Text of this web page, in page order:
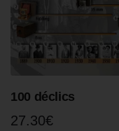
100 déclics
27.30€